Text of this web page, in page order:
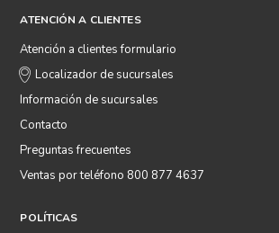
ATENCIÓN A CLIENTES
Atención a clientes formulario
Localizador de sucursales
Información de sucursales
Contacto
Preguntas frecuentes
Ventas por teléfono 800 877 4637
POLÍTICAS